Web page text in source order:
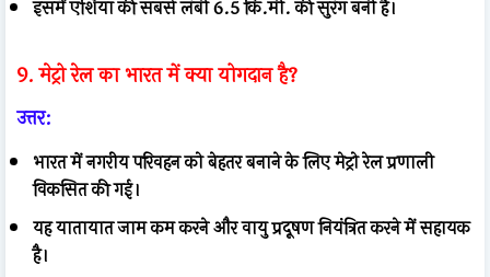
इसमें एशिया की सबसे लंबी 6.5 कि.मी. की सुरंग बनी है।
9. मेट्रो रेल का भारत में क्या योगदान है?
उत्तर:
भारत में नगरीय परिवहन को बेहतर बनाने के लिए मेट्रो रेल प्रणाली
विकसित की गई।
यह यातायात जाम कम करने और वायु प्रदूषण नियंत्रित करने में सहायक
है।